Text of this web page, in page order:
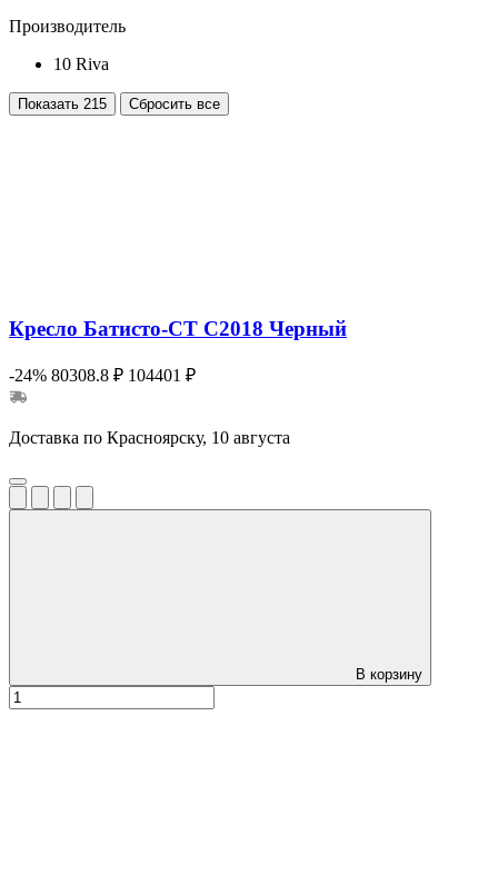
Производитель
10 Riva
Показать 215 Сбросить все
Кресло Батисто-СТ С2018 Черный
-24% 80308.8 ₽ 104401 ₽
Доставка по Красноярску, 10 августа
В корзину